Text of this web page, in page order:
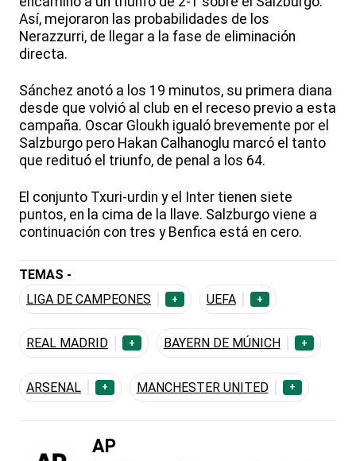
Así, mejoraron las probabilidades de los
Nerazzurri, de llegar a la fase de eliminación
directa.
Sánchez anotó a los 19 minutos, su primera diana
desde que volvió al club en el receso previo a esta
campaña. Oscar Gloukh igualó brevemente por el
Salzburgo pero Hakan Calhanoglu marcó el tanto
que redituó el triunfo, de penal a los 64.
El conjunto Txuri-urdin y el Inter tienen siete
puntos, en la cima de la llave. Salzburgo viene a
continuación con tres y Benfica está en cero.
TEMAS -
LIGA DE CAMPEONES
+ UEFA +
REAL MADRID + BAYERN DE MÚNICH +
ARSENAL + MANCHESTER UNITED +
AP